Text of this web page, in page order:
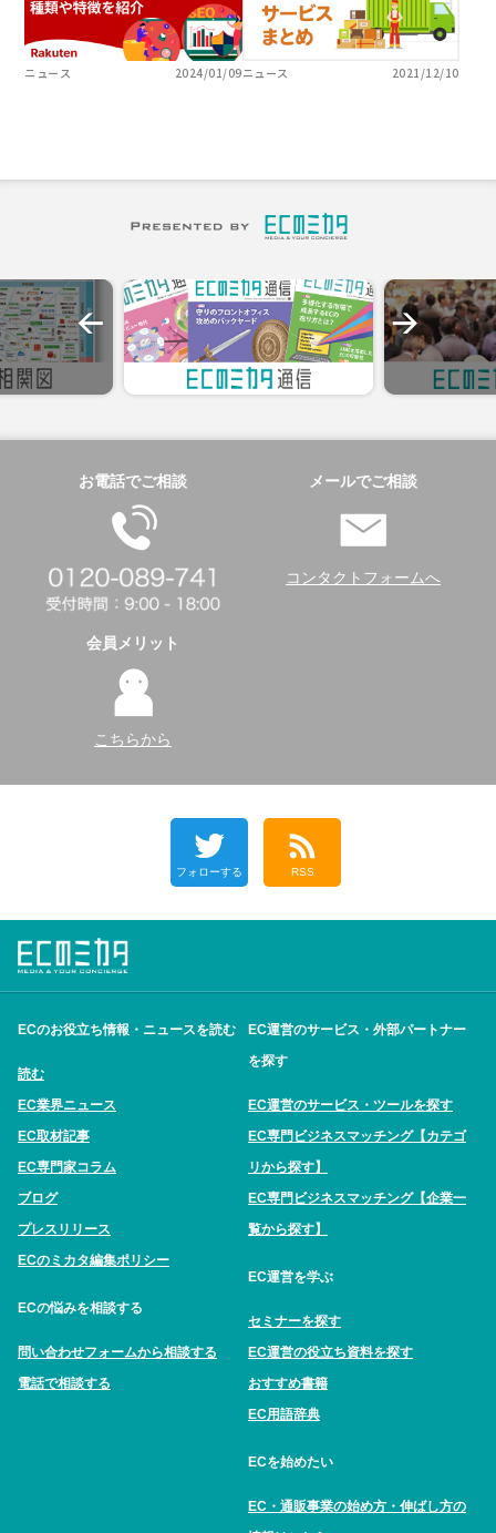
ニュース 2024/01/09ニュース 2021/12/10
お電話でご相談 メールでご相談
コンタクトフォームへ
会員メリット
こちらから
フォローする RSS
ECのお役立ち情報・ニュースを読む
読む
EC業界ニュース
EC取材記事
EC専門家コラム
ブログ
プレスリリース
ECのミカタ編集ポリシー
ECの悩みを相談する
問い合わせフォームから相談する
電話で相談する
EC運営のサービス・外部パートナー
を探す
EC運営のサービス・ツールを探す
EC専門ビジネスマッチング【カテゴ
リから探す】
EC専門ビジネスマッチング【企業一
覧から探す】
EC運営を学ぶ
セミナーを探す
EC運営の役立ち資料を探す
おすすめ書籍
EC用語辞典
ECを始めたい
EC・通販事業の始め方・伸ばし方の